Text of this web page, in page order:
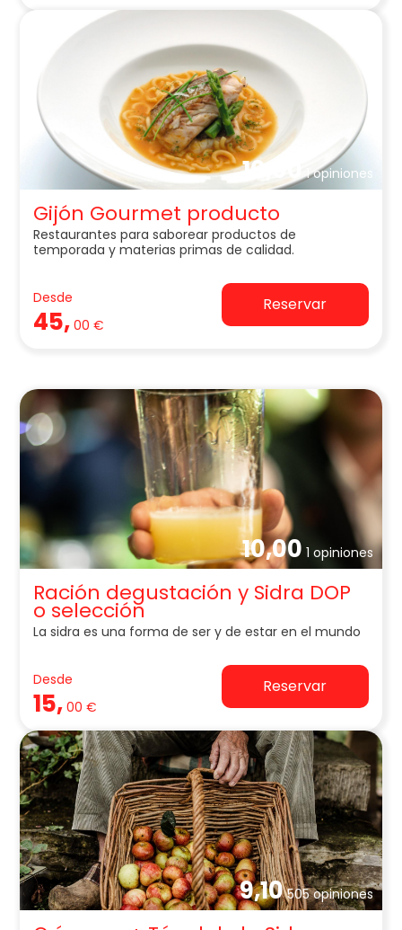
10,001 opiniones
Gijón Gourmet producto
Restaurantes para saborear productos de
temporada y materias primas de calidad.
Desde
45, 00 €
Reservar
10,00 1 opiniones
Ración degustación y Sidra DOP
o selección
La sidra es una forma de ser y de estar en el mundo
Desde
15, 00 €
Reservar
9,10505 opiniones